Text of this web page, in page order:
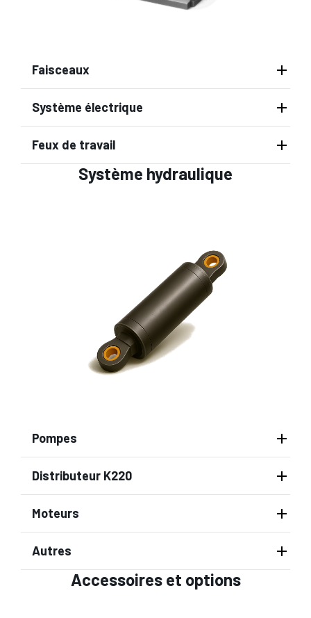
Faisceaux
Système électrique
Feux de travail
Système hydraulique
Pompes
Distributeur K220
Moteurs
Autres
Accessoires et options